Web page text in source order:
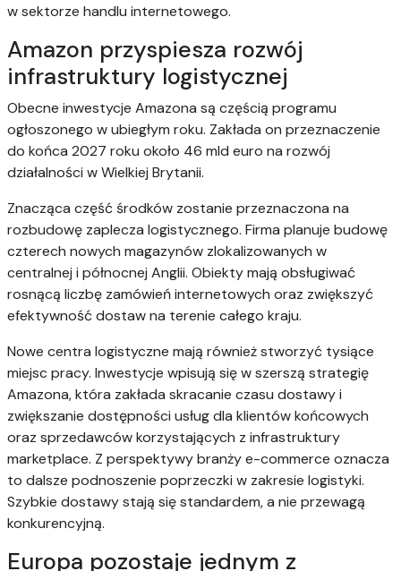
w sektorze handlu internetowego.
Amazon przyspiesza rozwój
infrastruktury logistycznej
Obecne inwestycje Amazona są częścią programu
ogłoszonego w ubiegłym roku. Zakłada on przeznaczenie
do końca 2027 roku około 46 mld euro na rozwój
działalności w Wielkiej Brytanii.
Znacząca część środków zostanie przeznaczona na
rozbudowę zaplecza logistycznego. Firma planuje budowę
czterech nowych magazynów zlokalizowanych w
centralnej i północnej Anglii. Obiekty mają obsługiwać
rosnącą liczbę zamówień internetowych oraz zwiększyć
efektywność dostaw na terenie całego kraju.
Nowe centra logistyczne mają również stworzyć tysiące
miejsc pracy. Inwestycje wpisują się w szerszą strategię
Amazona, która zakłada skracanie czasu dostawy i
zwiększanie dostępności usług dla klientów końcowych
oraz sprzedawców korzystających z infrastruktury
marketplace. Z perspektywy branży e-commerce oznacza
to dalsze podnoszenie poprzeczki w zakresie logistyki.
Szybkie dostawy stają się standardem, a nie przewagą
konkurencyjną.
Europa pozostaje jednym z